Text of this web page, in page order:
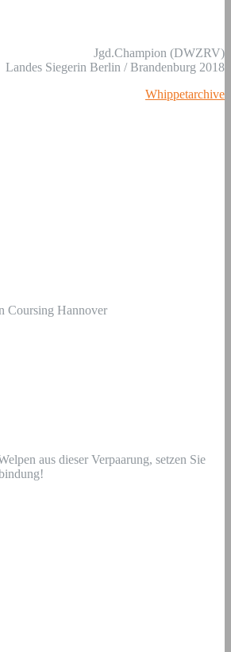
Jgd.Champion (DWZRV)
Landes Siegerin Berlin / Brandenburg 2018
Whippetarchive
Coursing Hannover
aus dieser Verpaarung, setzen Sie